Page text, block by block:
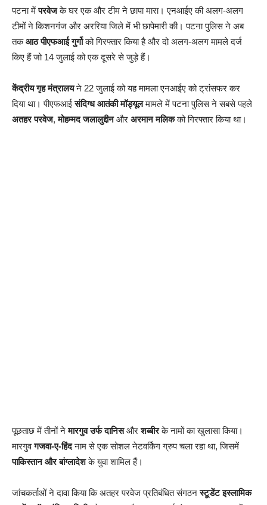
पटना मेंपरवेजके घर एक और टीम ने छापा मारा। एनआईए की अलग-अलग
टीमों ने किशनगंज और अररिया जिले में भी छापेमारी की। पटना पुलिस ने अब
तकआठ पीएफआई गुर्गोको गिरफ्तार किया है और दो अलग-अलग मामले दर्ज
किए हैं जो 14 जुलाई को एक दूसरे से जुड़े हैं।
केंद्रीय गृह मंत्रालयने 22 जुलाई को यह मामला एनआईए को ट्रांसफर कर
दिया था। पीएफआईसंदिग्ध आतंकी मॉड्यूलमामले में पटना पुलिस ने सबसे पहले
अतहर परवेज,मोहम्मद जलालुद्दीनऔर अरमान मलिकको गिरफ्तार किया था।
पूछताछ में तीनों नेमारगुव उर्फ दानिसऔरशब्बीरके नामों का खुलासा किया।
मारगुवगजवा-ए-हिंदनाम से एक सोशल नेटवर्किंग ग्रुप चला रहा था, जिसमें
पाकिस्तान और बांग्लादेशके युवा शामिल हैं।
जांचकर्ताओं ने दावा किया कि अतहर परवेज प्रतिबंधित संगठनस्टूडेंट इस्लामिक